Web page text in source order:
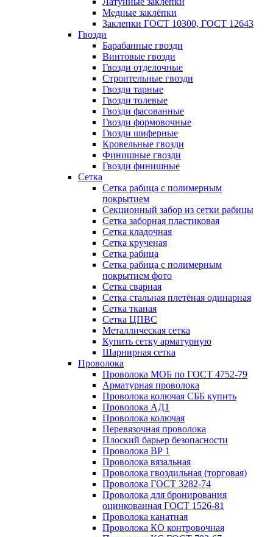
Медные заклёпки
Заклепки ГОСТ 10300, ГОСТ 12643
Гвозди
Барабанные гвозди
Винтовые гвозди
Гвозди отделочные
Строительные гвозди
Гвозди тарные
Гвозди толевые
Гвозди фасованные
Гвозди формовочные
Гвозди шиферные
Кровельные гвозди
Финишные гвозди
Гвозди финишные
Сетка
Сетка рабица с полимерным
покрытием
Секционный забор из сетки рабицы
Сетка заборная пластиковая
Сетка кладочная
Сетка крученая
Сетка рабица
Сетка рабица с полимерным
покрытием фото
Сетка сварная
Сетка стальная плетёная одинарная
Сетка тканая
Сетка ЦПВС
Металлическая сетка
Купить сетку арматурную
Шарнирная сетка
Проволока
Проволока МОБ по ГОСТ 4752-79
Арматурная проволока
Проволока колючая СББ купить
Проволока АД1
Проволока колючая
Перевязочная проволока
Плоский барьер безопасности
Проволока ВР 1
Проволока вязальная
Проволока гвоздильная (торговая)
Проволока ГОСТ 3282-74
Проволока для бронирования
оцинкованная ГОСТ 1526-81
Проволока канатная
Проволока КО контровочная